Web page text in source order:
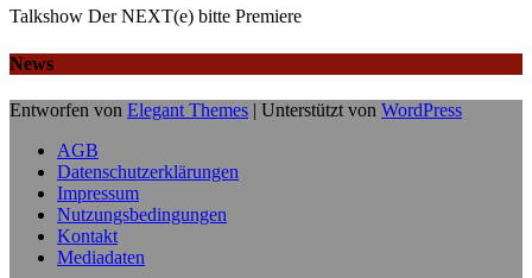
Talkshow Der NEXT(e) bitte Premiere
News
Entworfen von Elegant Themes | Unterstützt von WordPress
AGB
Datenschutzerklärungen
Impressum
Nutzungsbedingungen
Kontakt
Mediadaten